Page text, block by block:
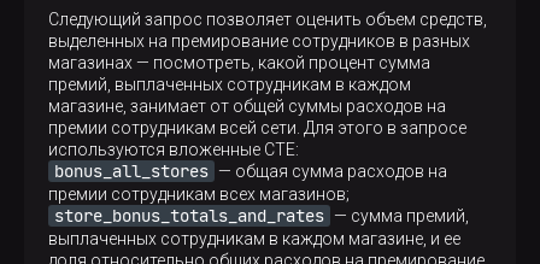
Следующий запрос позволяет оценить объем средств,
выделенных на премирование сотрудников в разных
магазинах — посмотреть, какой процент сумма
премий, выплаченных сотрудникам в каждом
магазине, занимает от общей суммы расходов на
премии сотрудникам всей сети. Для этого в запросе
используются вложенные CTE:
bonus_all_stores — общая сумма расходов на
премии сотрудникам всех магазинов;
store_bonus_totals_and_rates — сумма премий,
выплаченных сотрудникам в каждом магазине, и ее